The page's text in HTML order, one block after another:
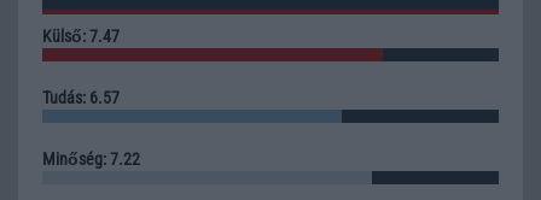
Külső: 7.47
Tudás: 6.57
Minőség: 7.22